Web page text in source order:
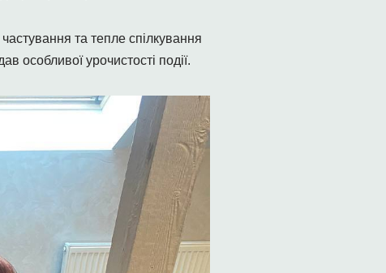
та тепле спілкування
особливої урочистості події.